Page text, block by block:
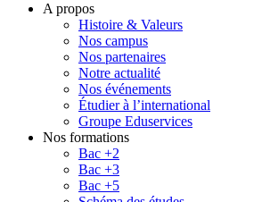
A propos
Histoire & Valeurs
Nos campus
Nos partenaires
Notre actualité
Nos événements
Étudier à l’international
Groupe Eduservices
Nos formations
Bac +2
Bac +3
Bac +5